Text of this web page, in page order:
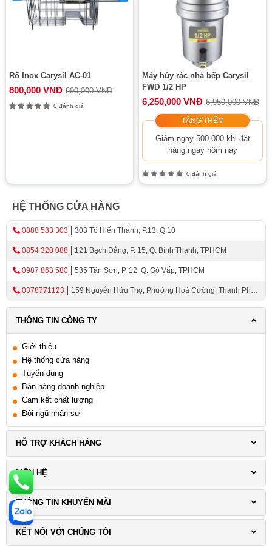
Rổ Inox Carysil AC-01
800,000 VNĐ 890,000 VNĐ
0 đánh giá
Máy hủy rác nhà bếp Carysil
FWD 1/2 HP
6,250,000 VNĐ 6,950,000 VNĐ
TẶNG THÊM
Giảm ngay 500.000 khi đặt
hàng ngay hôm nay
0 đánh giá
HỆ THỐNG CỬA HÀNG
0888 533 303 303 Tô Hiến Thành, P.13, Q.10
0854 320 088 121 Bạch Đằng, P. 15, Q. Bình Thạnh, TPHCM
0987 863 580 535 Tân Sơn, P. 12, Q. Gò Vấp, TPHCM
0378771123
159 Nguyễn Hữu Thọ, Phường Hoà Cường, Thành Phố
THÔNG TIN CÔNG TY
Giới thiệu
Hệ thống cửa hàng
Tuyển dụng
Bán hàng doanh nghiệp
Cam kết chất lượng
Đội ngũ nhân sự
HỖ TRỢ KHÁCH HÀNG
LIÊN HỆ
THÔNG TIN KHUYẾN MÃI
KẾT NỐI VỚI CHÚNG TÔI